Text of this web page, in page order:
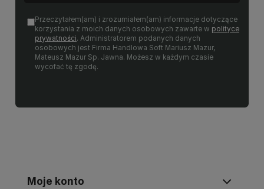
Przeczytałem(am) i zrozumiałem(am) informacje dotyczące
korzystania z moich danych osobowych zawarte w polityce
prywatności. Administratorem podanych danych
osobowych jest Firma Handlowa Soft Mariusz Mazur,
Mateusz Mazur Sp. Jawna. Możesz w każdym czasie
wycofać tę zgodę.
Moje konto